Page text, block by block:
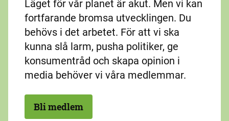
Läget för vår planet är akut. Men vi kan
fortfarande bromsa utvecklingen. Du
behövs i det arbetet. För att vi ska
kunna slå larm, pusha politiker, ge
konsumentråd och skapa opinion i
media behöver vi våra medlemmar.
Bli medlem